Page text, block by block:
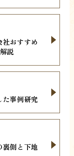
おすすめ
説
事例研究
側と下地